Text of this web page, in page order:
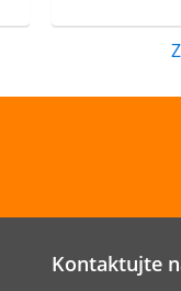
Kontaktujte